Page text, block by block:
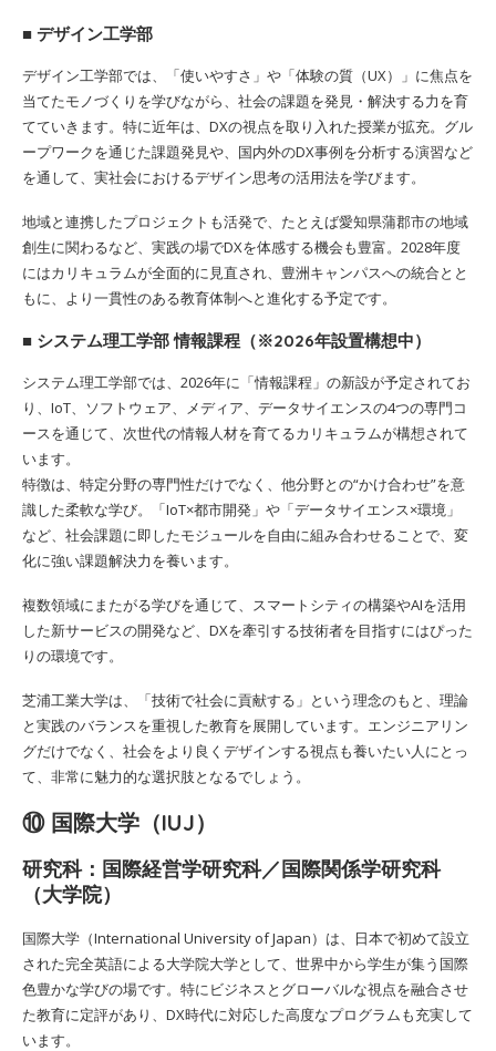
■ デザイン工学部
デザイン工学部では、「使いやすさ」や「体験の質（UX）」に焦点を
当てたモノづくりを学びながら、社会の課題を発見・解決する力を育
てていきます。特に近年は、DXの視点を取り入れた授業が拡充。グル
ープワークを通じた課題発見や、国内外のDX事例を分析する演習など
を通して、実社会におけるデザイン思考の活用法を学びます。
地域と連携したプロジェクトも活発で、たとえば愛知県蒲郡市の地域
創生に関わるなど、実践の場でDXを体感する機会も豊富。2028年度
にはカリキュラムが全面的に見直され、豊洲キャンパスへの統合とと
もに、より一貫性のある教育体制へと進化する予定です。
■ システム理工学部 情報課程（※2026年設置構想中）
システム理工学部では、2026年に「情報課程」の新設が予定されてお
り、IoT、ソフトウェア、メディア、データサイエンスの4つの専門コ
ースを通じて、次世代の情報人材を育てるカリキュラムが構想されて
います。
特徴は、特定分野の専門性だけでなく、他分野との“かけ合わせ”を意
識した柔軟な学び。「IoT×都市開発」や「データサイエンス×環境」
など、社会課題に即したモジュールを自由に組み合わせることで、変
化に強い課題解決力を養います。
複数領域にまたがる学びを通じて、スマートシティの構築やAIを活用
した新サービスの開発など、DXを牽引する技術者を目指すにはぴった
りの環境です。
芝浦工業大学は、「技術で社会に貢献する」という理念のもと、理論
と実践のバランスを重視した教育を展開しています。エンジニアリン
グだけでなく、社会をより良くデザインする視点も養いたい人にとっ
て、非常に魅力的な選択肢となるでしょう。
⑩ 国際大学（IUJ）
研究科：国際経営学研究科／国際関係学研究科
（大学院）
国際大学（International University of Japan）は、日本で初めて設立
された完全英語による大学院大学として、世界中から学生が集う国際
色豊かな学びの場です。特にビジネスとグローバルな視点を融合させ
た教育に定評があり、DX時代に対応した高度なプログラムも充実して
います。